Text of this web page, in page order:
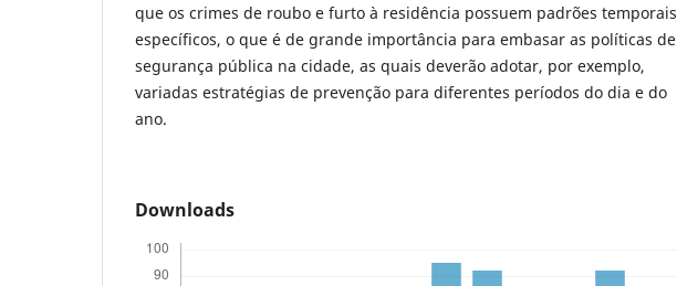
que os crimes de roubo e furto à residência possuem padrões temporais
específicos, o que é de grande importância para embasar as políticas de
segurança pública na cidade, as quais deverão adotar, por exemplo,
variadas estratégias de prevenção para diferentes períodos do dia e do
ano.
Downloads